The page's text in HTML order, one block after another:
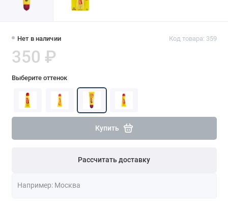
Нет в наличии Код товара: 359
350 ₽
Выберите оттенок
Купить
Рассчитать доставку